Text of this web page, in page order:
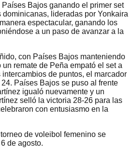
Bajos ganando el primer set
dominicanas, lideradas por Yonkaira
espectacular, ganando los
a un paso de avanzar a la
con Países Bajos manteniendo
remate de Peña empató el set a
de puntos, el marcador
24. Países Bajos se puso al frente
igualó nuevamente y un
selló la victoria 28-26 para las
con entusiasmo en la
de voleibol femenino se
de agosto.